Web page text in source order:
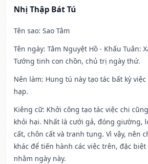
Nhị Thập Bát Tú
Tên sao: Sao Tâm
Tên ngày: Tâm Nguyệt Hồ - Khấu Tuân:
Tướng tinh con chồn, chủ trị ngày thứ.
Nên làm: Hung tú này tạo tác bất kỳ
hạp.
Kiêng cữ: Khởi công tạo tác việc chi
khỏi hại. Nhất là cưới gả, đóng giường,
cất, chôn cất và tranh tụng. Vì vậy, nên
khác để tiến hành các việc trên, đặc
nhằm ngày này.